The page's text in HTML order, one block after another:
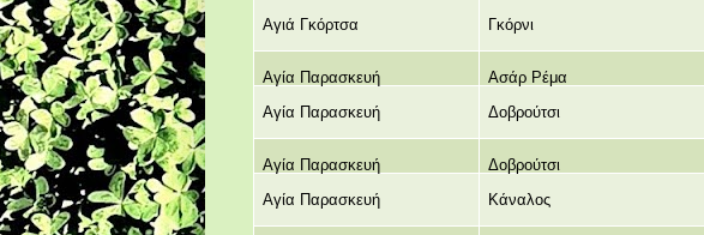
Αγιά Γκόρτσα
Γκόρνι
Αγία Παρασκευή
Ασάρ Ρέμα
Αγία Παρασκευή
Δοβρούτσι
Αγία Παρασκευή
Δοβρούτσι
Αγία Παρασκευή
Κάναλος